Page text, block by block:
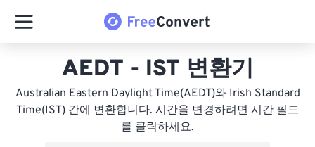
AEDT - IST 변환기
Australian Eastern Daylight Time(AEDT)와 Irish Standard
Time(IST) 간에 변환합니다. 시간을 변경하려면 시간 필드
를 클릭하세요.